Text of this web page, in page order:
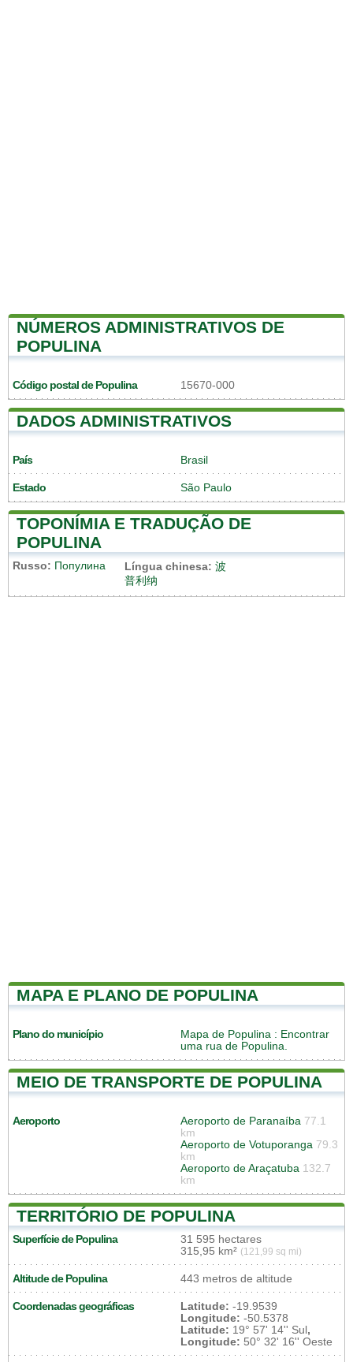
NÚMEROS ADMINISTRATIVOS DE
POPULINA
Código postal de Populina 15670-000
DADOS ADMINISTRATIVOS
País Brasil
Estado São Paulo
TOPONÍMIA E TRADUÇÃO DE
POPULINA
Russo: Популина Língua chinesa: 波
普利纳
MAPA E PLANO DE POPULINA
Plano do município Mapa de Populina : Encontrar
uma rua de Populina.
MEIO DE TRANSPORTE DE POPULINA
Aeroporto Aeroporto de Paranaíba 77.1
km
Aeroporto de Votuporanga 79.3
km
Aeroporto de Araçatuba 132.7
km
TERRITÓRIO DE POPULINA
Superfície de Populina
31 595 hectares
315,95 km² (121,99 sq mi)
Altitude de Populina 443 metros de altitude
Coordenadas geográficas Latitude: -19.9539
Longitude: -50.5378
Latitude: 19° 57' 14'' Sul,
Longitude: 50° 32' 16'' Oeste